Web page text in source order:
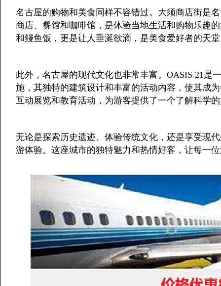
名古屋的购物和美食同样不容错过。大须商店街是
商店、餐馆和咖啡馆，是体验当地生活和购物乐趣
和鳗鱼饭，更是让人垂涎欲滴，是美食爱好者的天
此外，名古屋的现代文化也非常丰富。OASIS 21是
施，其独特的建筑设计和丰富的活动内容，使其成
互动展览和教育活动，为游客提供了一个了解科学
无论是探索历史遗迹、体验传统文化，还是享受现
游体验。这座城市的独特魅力和热情好客，让每一